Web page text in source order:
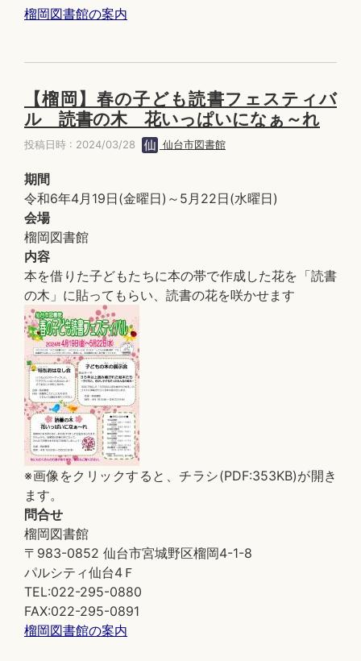
榴岡図書館の案内
【榴岡】春の子ども読書フェスティバ
ル 読書の木 花いっぱいになぁ～れ
投稿日時 : 2024/03/28 仙台市図書館
期間
令和6年4月19日(金曜日)～5月22日(水曜日)
会場
榴岡図書館
内容
本を借りた子どもたちに本の帯で作成した花を「読書
の木」に貼ってもらい、読書の花を咲かせます
※画像をクリックすると、チラシ(PDF:353KB)が開き
ます。
問合せ
榴岡図書館
〒983-0852 仙台市宮城野区榴岡4-1-8
パルシティ仙台4Ｆ
TEL:022-295-0880
FAX:022-295-0891
榴岡図書館の案内